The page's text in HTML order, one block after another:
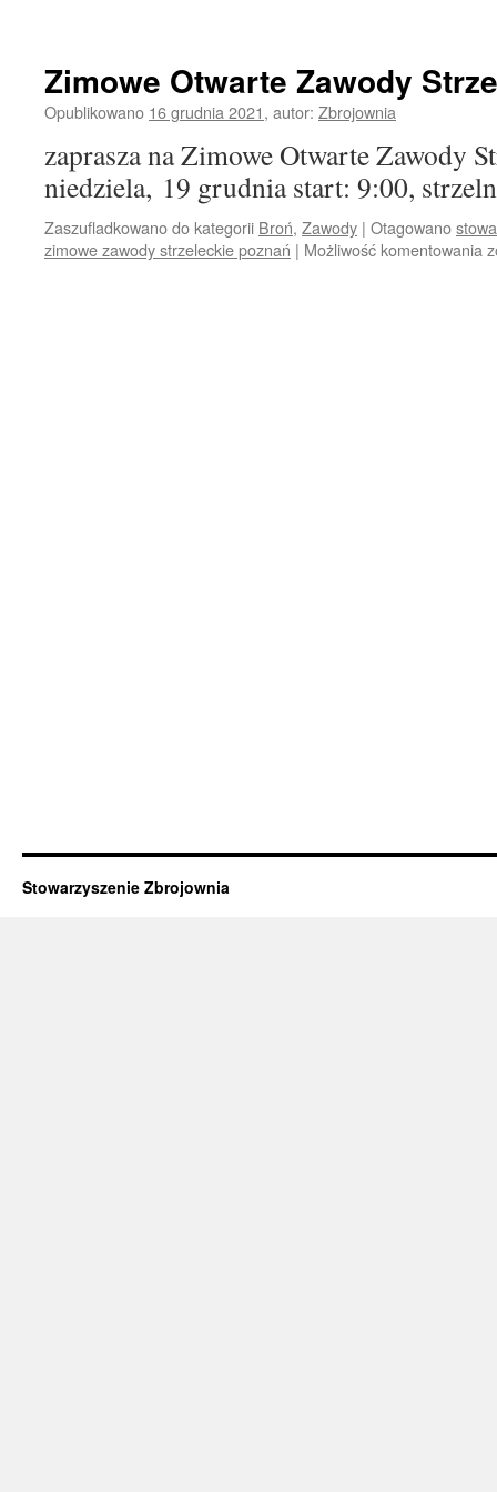
Zimowe Otwarte Zawody
Opublikowano 16 grudnia 2021, autor: Zbrojownia
zaprasza na Zimowe Otwarte Zawody
niedziela, 19 grudnia start: 9:00,
Zaszufladkowano do kategorii Broń, Zawody | Otagowano
zimowe zawody strzeleckie poznań | Możliwość komentowania
Stowarzyszenie Zbrojownia